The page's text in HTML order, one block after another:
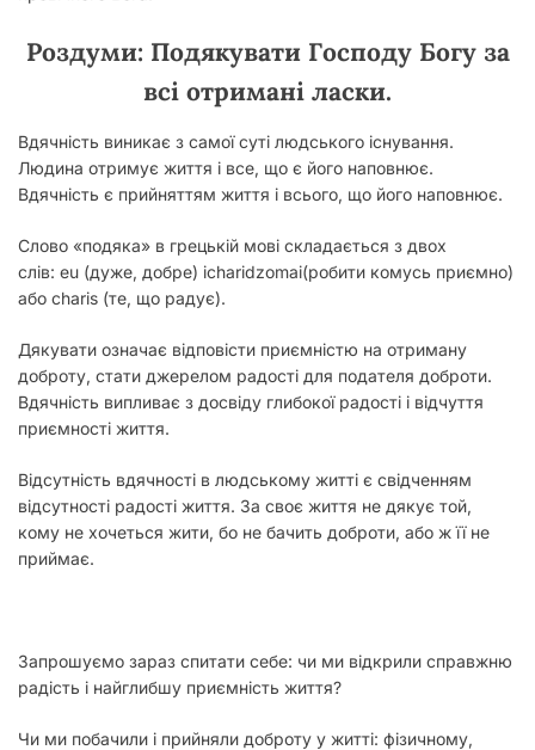
Роздуми: Подякувати Господу Богу за
всі отримані ласки.
Вдячність виникає з самої суті людського існування.
Людина отримує життя і все, що є його наповнює.
Вдячність є прийняттям життя і всього, що його наповнює.
Слово «подяка» в грецькій мові складається з двох
слів: eu (дуже, добре) іcharidzomai(робити комусь приємно)
або charis (те, що радує).
Дякувати означає відповісти приємністю на отриману
доброту, стати джерелом радості для подателя доброти.
Вдячність випливає з досвіду глибокої радості і відчуття
приємності життя.
Відсутність вдячності в людському житті є свідченням
відсутності радості життя. За своє життя не дякує той,
кому не хочеться жити, бо не бачить доброти, або ж її не
приймає.
Запрошуємо зараз спитати себе: чи ми відкрили справжню
радість і найглибшу приємність життя?
Чи ми побачили і прийняли доброту у житті: фізичному,